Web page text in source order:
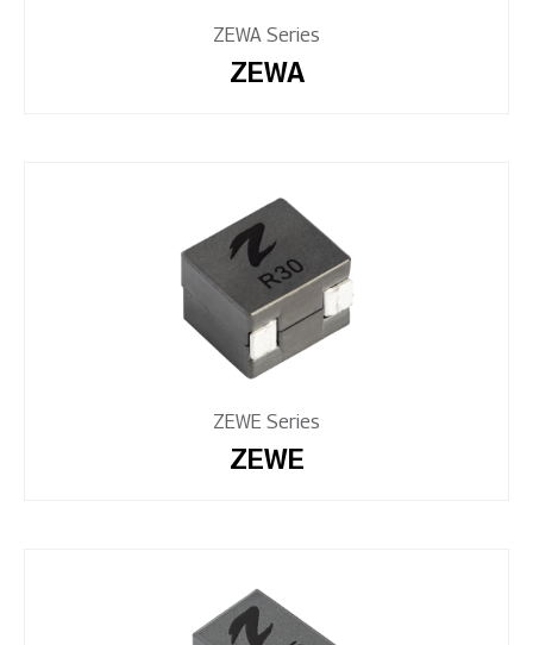
ZEWA Series
ZEWA
ZEWE Series
ZEWE